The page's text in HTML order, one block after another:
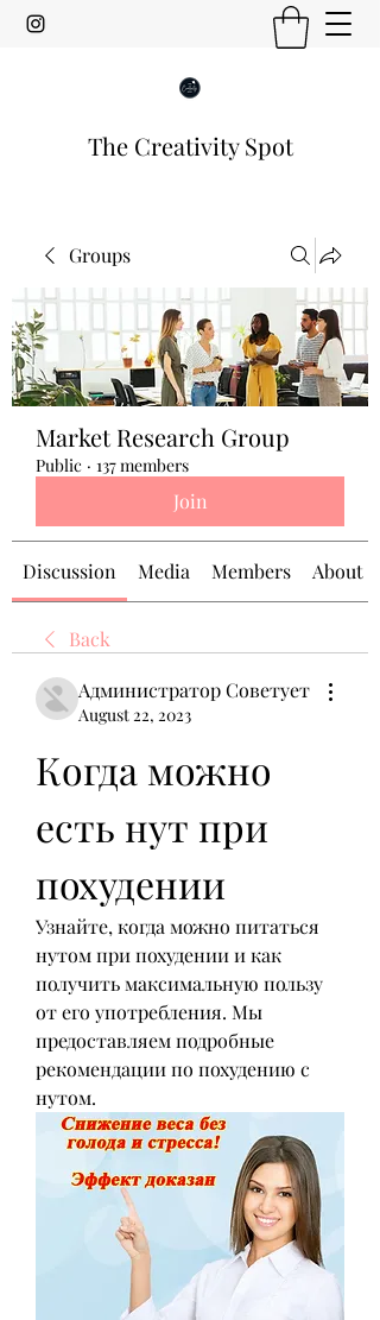
The Creativity Spot
Groups
Market Research Group
Public · 137 members
Join
Discussion Media Members About
Back
Администратор Советует
August 22, 2023
Когда можно
есть нут при
похудении
Узнайте, когда можно питаться
нутом при похудении и как
получить максимальную пользу
от его употребления. Мы
предоставляем подробные
рекомендации по похудению с
нутом.